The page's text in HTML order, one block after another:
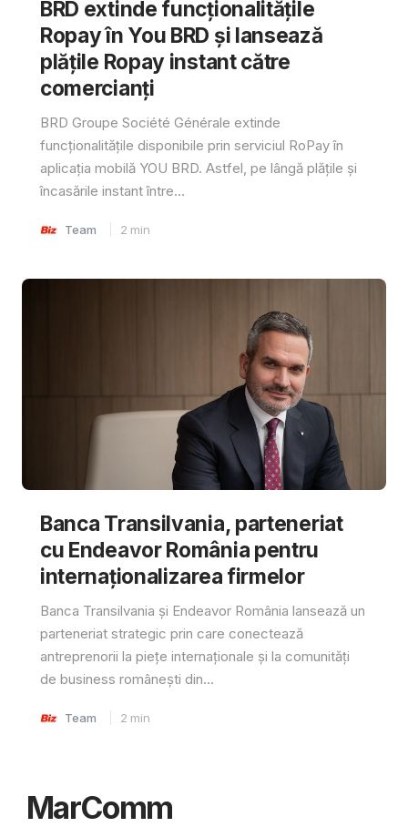
BRD extinde funcționalitățile
Ropay în You BRD și lansează
plățile Ropay instant către
comercianți
BRD Groupe Société Générale extinde
funcționalitățile disponibile prin serviciul RoPay în
aplicația mobilă YOU BRD. Astfel, pe lângă plățile și
încasările instant între...
Team 2 min
Banca Transilvania, parteneriat
cu Endeavor România pentru
internaționalizarea firmelor
Banca Transilvania și Endeavor România lansează un
parteneriat strategic prin care conectează
antreprenorii la piețe internaționale și la comunități
de business românești din...
Team 2 min
MarComm